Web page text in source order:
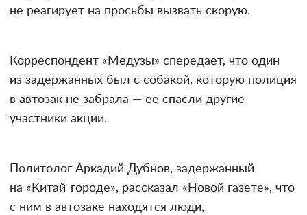
не реагирует на просьбы вызвать скорую.
Корреспондент «Медузы» спередает, что один
из задержанных был с собакой, которую полиция
в автозак не забрала — ее спасли другие
участники акции.
Политолог Аркадий Дубнов, задержанный
на «Китай-городе», рассказал «Новой газете», что
с ним в автозаке находятся люди,